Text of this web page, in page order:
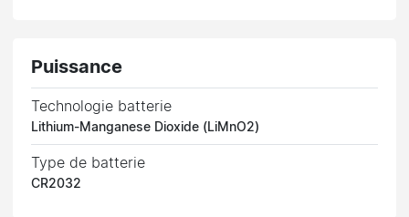
Puissance
Technologie batterie
Lithium-Manganese Dioxide (LiMnO2)
Type de batterie
CR2032